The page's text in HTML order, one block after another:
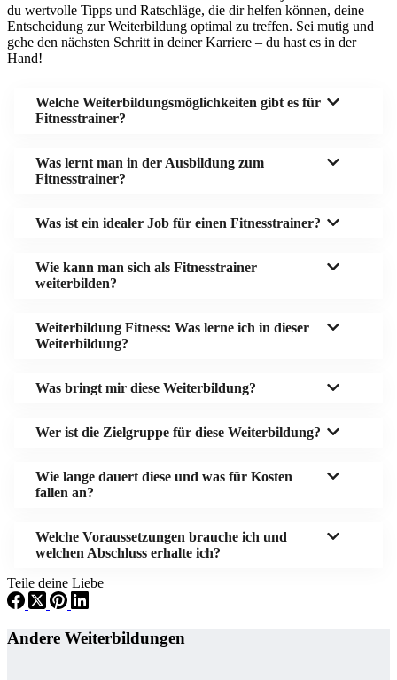
du wertvolle Tipps und Ratschläge, die dir helfen können, deine
Entscheidung zur Weiterbildung optimal zu treffen. Sei mutig und
gehe den nächsten Schritt in deiner Karriere – du hast es in der
Hand!
Welche Weiterbildungsmöglichkeiten gibt es für
Fitnesstrainer?
Was lernt man in der Ausbildung zum
Fitnesstrainer?
Was ist ein idealer Job für einen Fitnesstrainer?
Wie kann man sich als Fitnesstrainer
weiterbilden?
Weiterbildung Fitness: Was lerne ich in dieser
Weiterbildung?
Was bringt mir diese Weiterbildung?
Wer ist die Zielgruppe für diese Weiterbildung?
Wie lange dauert diese und was für Kosten
fallen an?
Welche Voraussetzungen brauche ich und
welchen Abschluss erhalte ich?
Teile deine Liebe
Andere Weiterbildungen